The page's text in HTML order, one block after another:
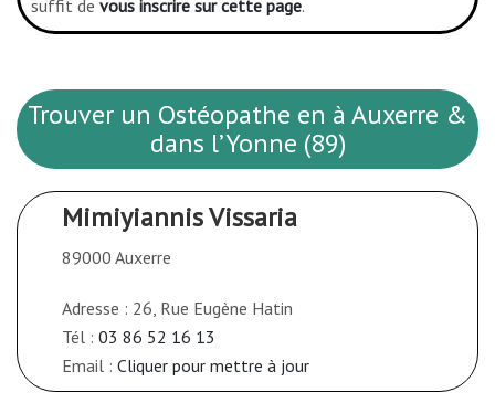
suffit de vous inscrire sur cette page.
Trouver un Ostéopathe en à Auxerre &
dans l’Yonne (89)
Mimiyiannis Vissaria
89000 Auxerre
Adresse : 26, Rue Eugène Hatin
Tél : 03 86 52 16 13
Email : Cliquer pour mettre à jour